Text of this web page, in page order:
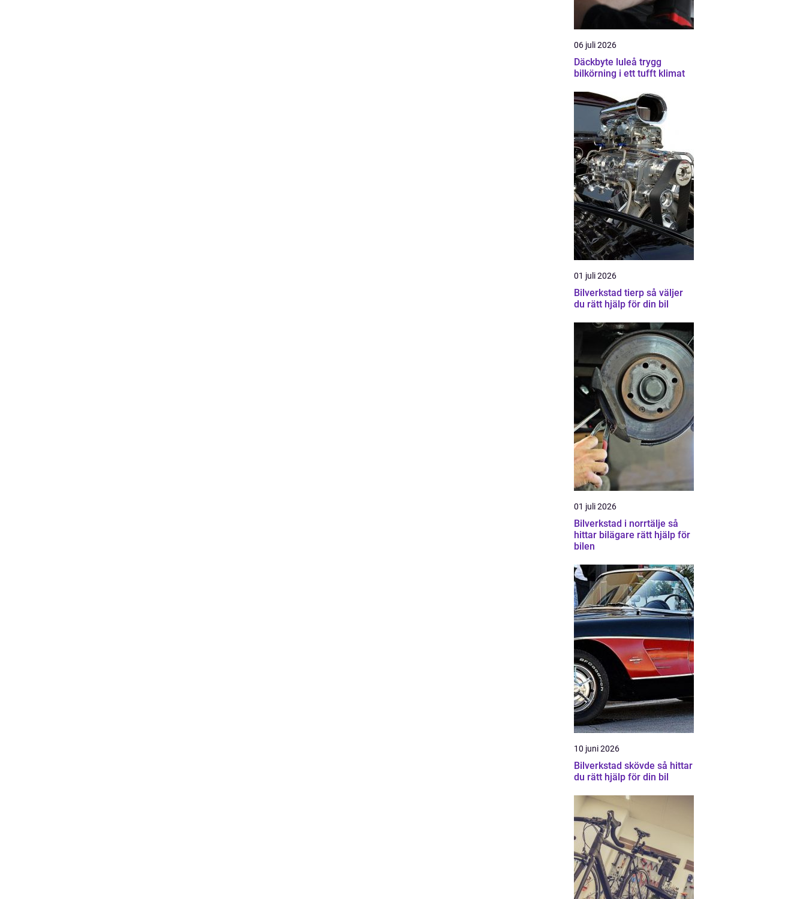
06 juli 2026
Däckbyte luleå trygg
bilkörning i ett tufft klimat
01 juli 2026
Bilverkstad tierp så väljer
du rätt hjälp för din bil
01 juli 2026
Bilverkstad i norrtälje så
hittar bilägare rätt hjälp för
bilen
10 juni 2026
Bilverkstad skövde så hittar
du rätt hjälp för din bil